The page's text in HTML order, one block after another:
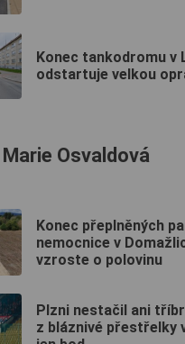
Konec tankodromu v
odstartuje velkou
Osvaldová
Konec přeplněných
nemocnice v
vzroste o polovinu
Plzni nestačil ani
z bláznivé přestřelky